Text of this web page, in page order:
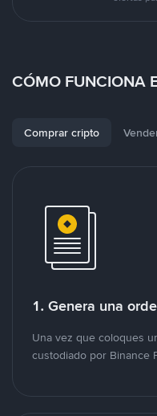
CÓMO FUNCIONA
Comprar cripto
1. Genera una
Una vez que coloques
custodiado por Binance